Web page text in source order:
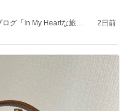
グ「In My Heartな旅日
2日前